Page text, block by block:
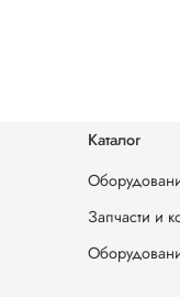
Каталог
Запчасти и